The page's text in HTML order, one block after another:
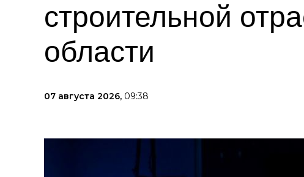
строительной
области
07 августа 2026, 09:38